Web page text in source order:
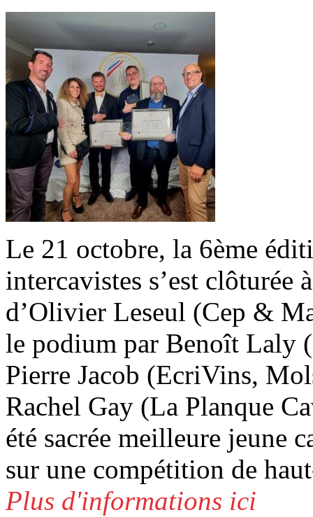
Le 21 octobre, la 6ème
intercavistes s’est clôturée
d’Olivier Leseul (Cep &
le podium par Benoît Laly
Pierre Jacob (EcriVins,
Rachel Gay (La Planque
été sacrée meilleure jeune
sur une compétition de
Plus d'informations ici